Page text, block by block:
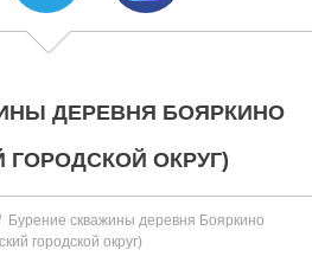
ДЕРЕВНЯ БОЯРКИНО
ГОРОДСКОЙ ОКРУГ)
Бурение скважины деревня Бояркино
городской округ)